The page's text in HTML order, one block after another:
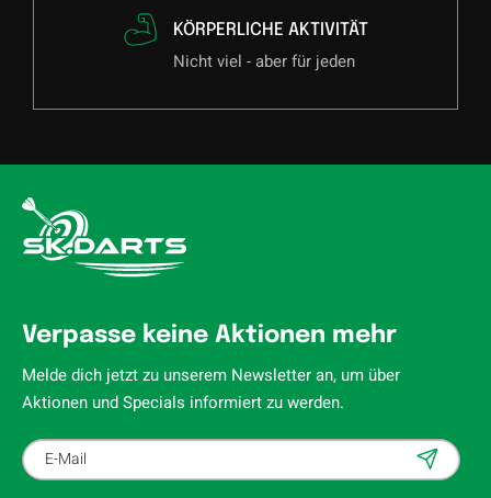
KÖRPERLICHE AKTIVITÄT
Nicht viel - aber für jeden
Verpasse keine Aktionen mehr
Melde dich jetzt zu unserem Newsletter an, um über
Aktionen und Specials informiert zu werden.